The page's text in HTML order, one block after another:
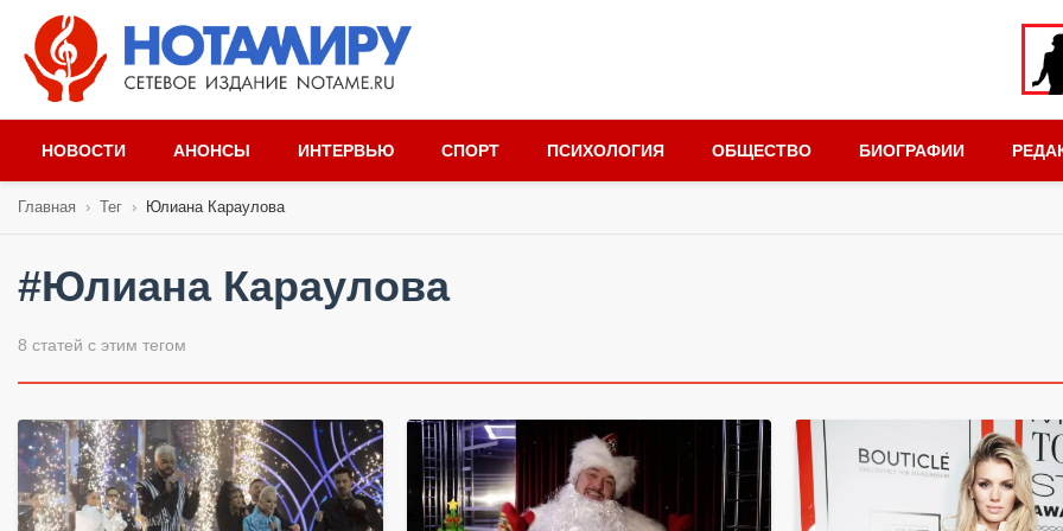
НОВОСТИ АНОНСЫ ИНТЕРВЬЮ СПОРТ ПСИХОЛОГИЯ ОБЩЕСТВО БИОГРАФИИ
Главная › Тег › Юлиана Караулова
#Юлиана Караулова
8 статей с этим тегом